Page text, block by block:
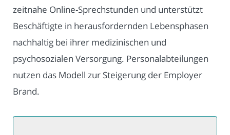
zeitnahe Online-Sprechstunden und unterstützt
Beschäftigte in herausfordernden Lebensphasen
nachhaltig bei ihrer medizinischen und
psychosozialen Versorgung. Personalabteilungen
nutzen das Modell zur Steigerung der Employer
Brand.